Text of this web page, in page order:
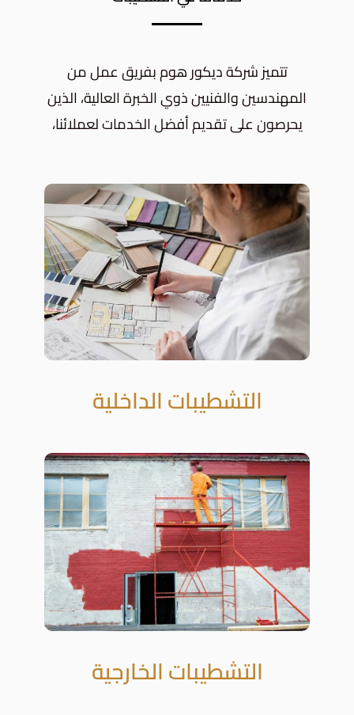
تتميز شركة ديكور هوم بفريق عمل من
المهندسين والفنيين ذوي الخبرة العالية، الذين
يحرصون على تقديم أفضل الخدمات لعملائنا،
التشطيبات الداخلية
التشطيبات الخارجية